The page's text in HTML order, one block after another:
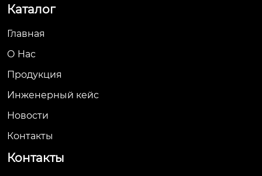
Каталог
Главная
О Hас
Продукция
Инженерный кейс
Новости
Контакты
Контакты